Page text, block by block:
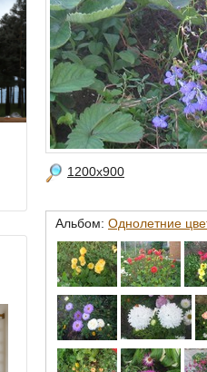
1200x900
Альбом: Однолетние